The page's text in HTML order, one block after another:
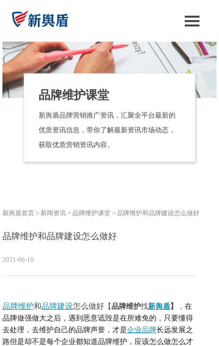
品牌维护课堂
新舆盾品牌营销推广资讯，汇聚全平台最新的
优质资讯信息，带你了解最新资讯市场动态，
获取优质营销资讯内容。
新舆盾首页 > 新闻资讯 > 品牌维护课堂 > 品牌维护和品牌建设怎么做好
品牌维护和品牌建设怎么做好
2021-06-16
品牌维护和品牌建设怎么做好 【品牌维护找新舆盾】 ， 在
品牌做强做大之后，遇到恶意诋毁是在所难免的，只要懂得
去处理，去维护自己的品牌声誉，才是企业品牌长远发展之
路但是却不是每个企业都知道品牌维护，应该怎么做怎么才